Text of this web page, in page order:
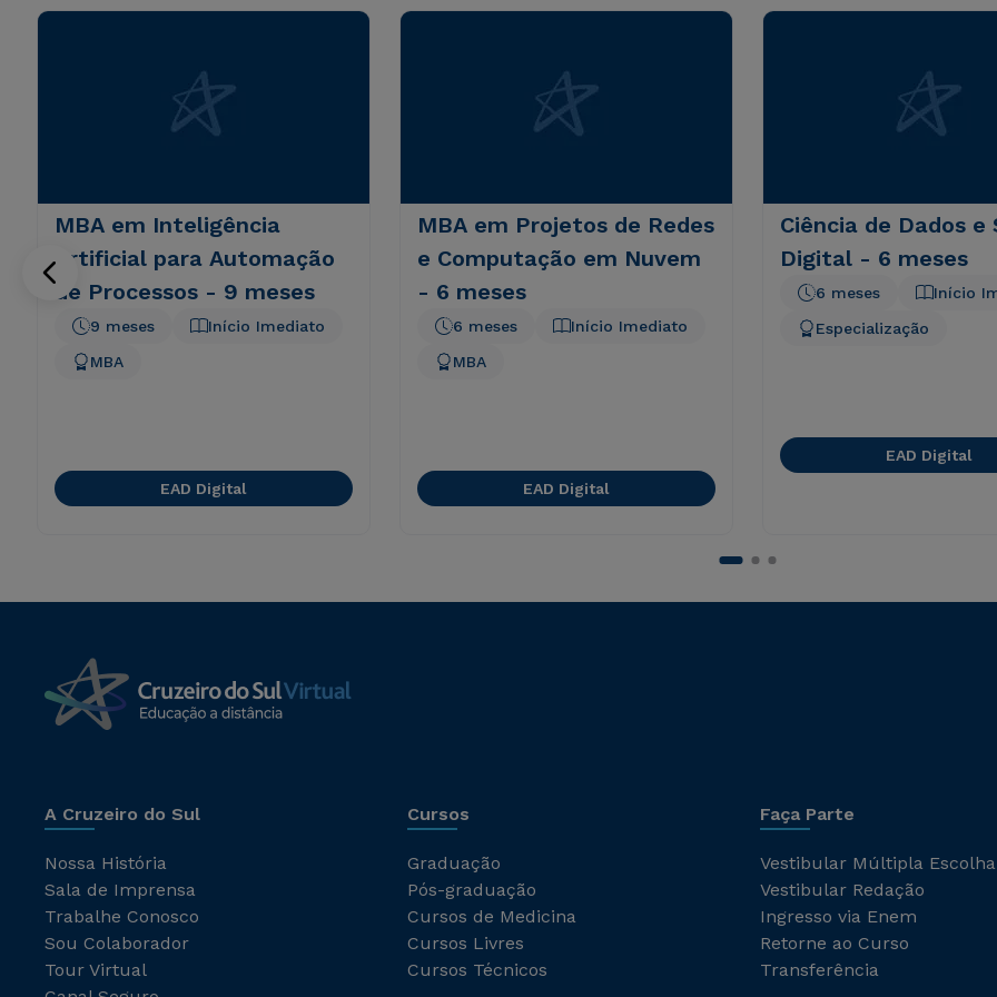
MBA em Inteligência
Artificial para Automação
de Processos - 9 meses
Início Imediato
9 meses
MBA
EAD Digital
MBA em Projetos de Redes
e Computação em Nuvem
- 6 meses
Início Imediato
6 meses
MBA
EAD Digital
Ciência de Dados e
Digital - 6 meses
Início
6 meses
Especialização
EAD Digital
A Cruzeiro do Sul
Nossa História
Sala de Imprensa
Trabalhe Conosco
Sou Colaborador
Tour Virtual
Cursos
Graduação
Pós-graduação
Cursos de Medicina
Cursos Livres
Cursos Técnicos
Faça Parte
Vestibular Múltipla Escolha
Vestibular Redação
Ingresso via Enem
Retorne ao Curso
Transferência